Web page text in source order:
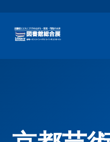
ー
用
メ
ー